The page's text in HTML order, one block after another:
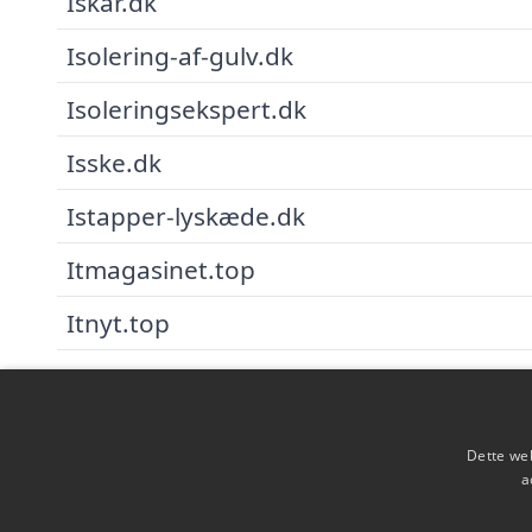
Isolering-af-gulv.dk
Isoleringsekspert.dk
Isske.dk
Istapper-lyskæde.dk
Itmagasinet.top
Itnyt.top
Itposten.top
Dette